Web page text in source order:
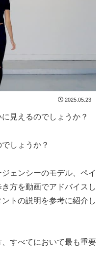
2025.05.23
見えるのでしょうか？
しょうか？
ェンシーのモデル、ペイ
方を動画でアドバイスし
トの説明を参考に紹介し
すべてにおいて最も重要